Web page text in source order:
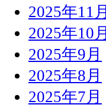
2025年11月
2025年10月
2025年9月
2025年8月
2025年7月